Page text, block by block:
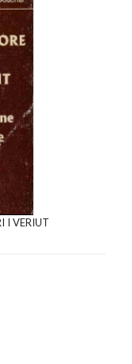
I VERIUT